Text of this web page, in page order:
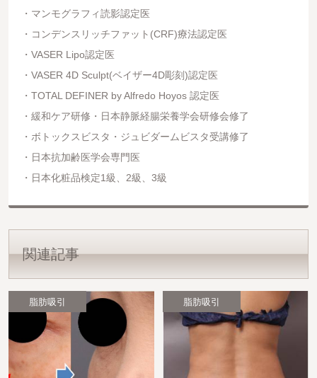
マンモグラフィ読影認定医
コンデンスリッチファット(CRF)療法認定医
VASER Lipo認定医
VASER 4D Sculpt(ベイザー4D彫刻)認定医
TOTAL DEFINER by Alfredo Hoyos 認定医
緩和ケア研修・日本静脈経腸栄養学会研修会修了
ボトックスビスタ・ジュビダームビスタ受講修了
日本抗加齢医学会専門医
日本化粧品検定1級、2級、3級
関連記事
脂肪吸引 脂肪吸引